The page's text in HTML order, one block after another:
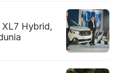
Hybrid,